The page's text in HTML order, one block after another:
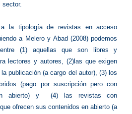
sector.
la tipología de revistas en acceso
a Melero y Abad (2008) podemos
entre (1) aquellas que son libres y
lectores y autores, (2)las que exigen
publicación (a cargo del autor), (3) los
(pago por suscripción pero con
abierto) y (4) las revistas con
ofrecen sus contenidos en abierto (a